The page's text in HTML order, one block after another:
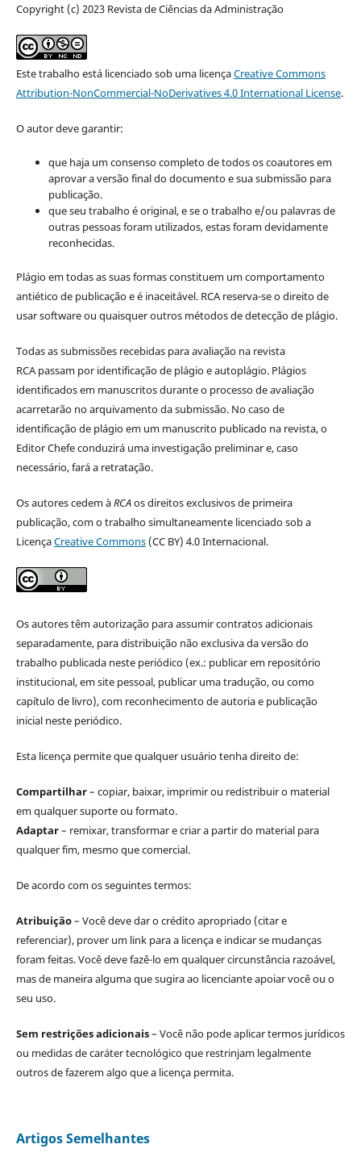
Copyright (c) 2023 Revista de Ciências da Administração
Este trabalho está licenciado sob uma licençaCreative Commons
Attribution-NonCommercial-NoDerivatives 4.0 International License.
O autor deve garantir:
que haja um consenso completo de todos os coautores em
aprovar a versão final do documento e sua submissão para
publicação.
que seu trabalho é original, e se o trabalho e/ou palavras de
outras pessoas foram utilizados, estas foram devidamente
reconhecidas.
Plágio em todas as suas formas constituem um comportamento
antiético de publicação e é inaceitável. RCA reserva-se o direito de
usar software ou quaisquer outros métodos de detecção de plágio.
Todas as submissões recebidas para avaliação na revista
RCA passam por identificação de plágio e autoplágio. Plágios
identificados em manuscritos durante o processo de avaliação
acarretarão no arquivamento da submissão. No caso de
identificação de plágio em um manuscrito publicado na revista, o
Editor Chefe conduzirá uma investigação preliminar e, caso
necessário, fará a retratação.
Os autores cedem àRCAos direitos exclusivos de primeira
publicação, com o trabalho simultaneamente licenciado sob a
LicençaCreative Commons(CC BY) 4.0 Internacional.
Os autores têm autorização para assumir contratos adicionais
separadamente, para distribuição não exclusiva da versão do
trabalho publicada neste periódico (ex.: publicar em repositório
institucional, em site pessoal, publicar uma tradução, ou como
capítulo de livro), com reconhecimento de autoria e publicação
inicial neste periódico.
Esta licença permite que qualquer usuário tenha direito de:
Compartilhar– copiar, baixar, imprimir ou redistribuir o material
em qualquer suporte ou formato.
Adaptar– remixar, transformar e criar a partir do material para
qualquer fim, mesmo que comercial.
De acordo com os seguintes termos:
Atribuição– Você deve dar o crédito apropriado (citar e
referenciar), prover um link para a licença e indicar se mudanças
foram feitas. Você deve fazê-lo em qualquer circunstância razoável,
mas de maneira alguma que sugira ao licenciante apoiar você ou o
seu uso.
Sem restrições adicionais– Você não pode aplicar termos jurídicos
ou medidas de caráter tecnológico que restrinjam legalmente
outros de fazerem algo que a licença permita.
Artigos Semelhantes